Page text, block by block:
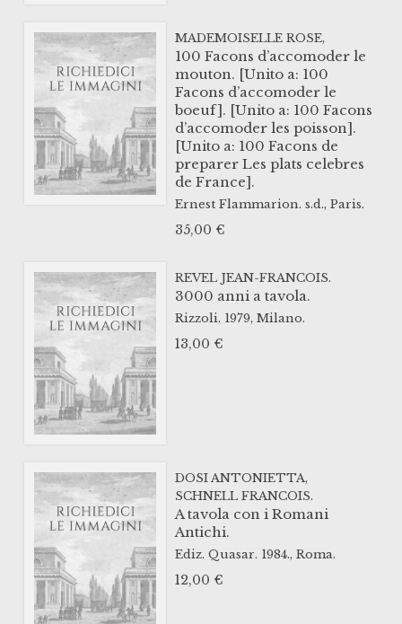
MADEMOISELLE ROSE,
100 Facons d’accomoder le
mouton. [Unito a: 100
Facons d’accomoder le
boeuf]. [Unito a: 100 Facons
d’accomoder les poisson].
[Unito a: 100 Facons de
preparer Les plats celebres
de France].
Ernest Flammarion. s.d., Paris.
35,00 €
REVEL JEAN-FRANCOIS.
3000 anni a tavola.
Rizzoli. 1979, Milano.
13,00 €
DOSI ANTONIETTA,
SCHNELL FRANCOIS.
A tavola con i Romani
Antichi.
Ediz. Quasar. 1984., Roma.
12,00 €